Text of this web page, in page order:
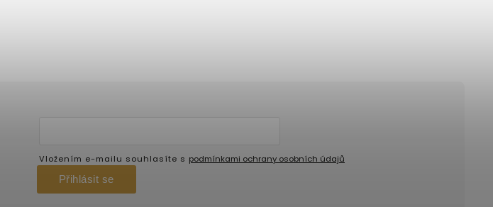
Vložením e-mailu souhlasíte s podmínkami ochrany osobních údajů
Přihlásit se